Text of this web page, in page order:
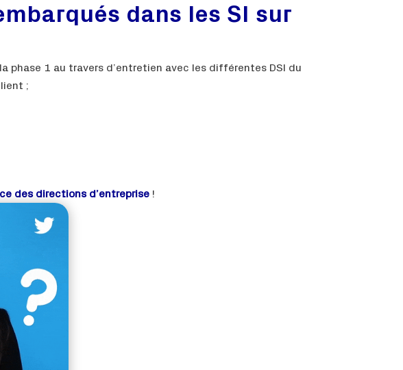
dans les SI sur
phase 1 au travers d’entretien avec les différentes DSI du
;
des directions d’entreprise !